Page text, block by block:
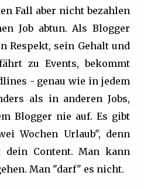
Fall aber nicht bezahlen
Job abtun. Als Blogger
Respekt, sein Gehalt und
zu Events, bekommt
- genau wie in jedem
als in anderen Jobs,
Blogger nie auf. Es gibt
Wochen Urlaub", denn
Content. Man kann
Man "darf" es nicht.